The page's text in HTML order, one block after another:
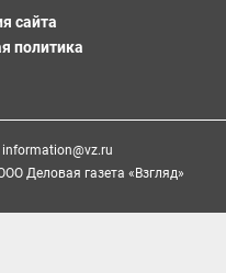
сайта
политика
information@vz.ru
Деловая газета «Взгляд»